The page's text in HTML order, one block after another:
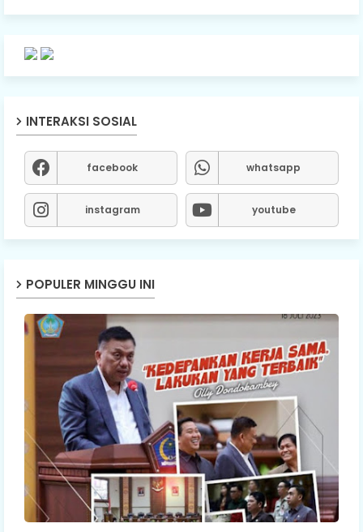
INTERAKSI SOSIAL
facebook whatsapp
instagram youtube
POPULER MINGGU INI